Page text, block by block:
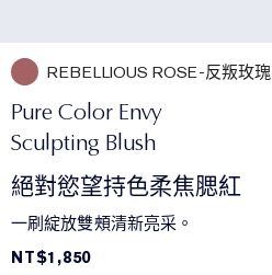
REBELLIOUS ROSE-反叛玫瑰
Pure Color Envy
Sculpting Blush
絕對慾望持色柔焦腮紅
一刷綻放雙頰清新亮采。
NT$1,850